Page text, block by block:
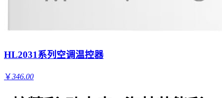
HL2031系列空调温控器
￥346.00